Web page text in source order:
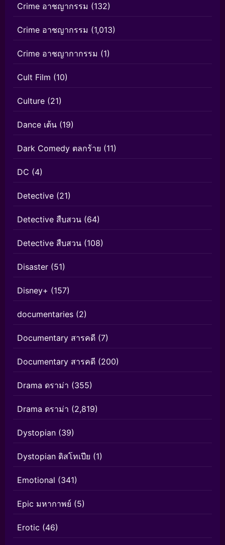
Crime อาชญากรรม (132)
Crime อาชญากรรม (1,013)
Crime อาชญากากรรม (1)
Cult Film (10)
Culture (21)
Dance เต้น (19)
Dark Comedy ตลกร้าย (11)
DC (4)
Detective (21)
Detective สืบสวน (64)
Detective สืบสวน (108)
Disaster (51)
Disney+ (157)
documentaries (2)
Documentary สารคดี (7)
Documentary สารคดี (200)
Drama ดราม่า (355)
Drama ดราม่า (2,819)
Dystopian (39)
Dystopian ดิสโทเปีย (1)
Emotional (341)
Epic มหากาพย์ (5)
Erotic (46)